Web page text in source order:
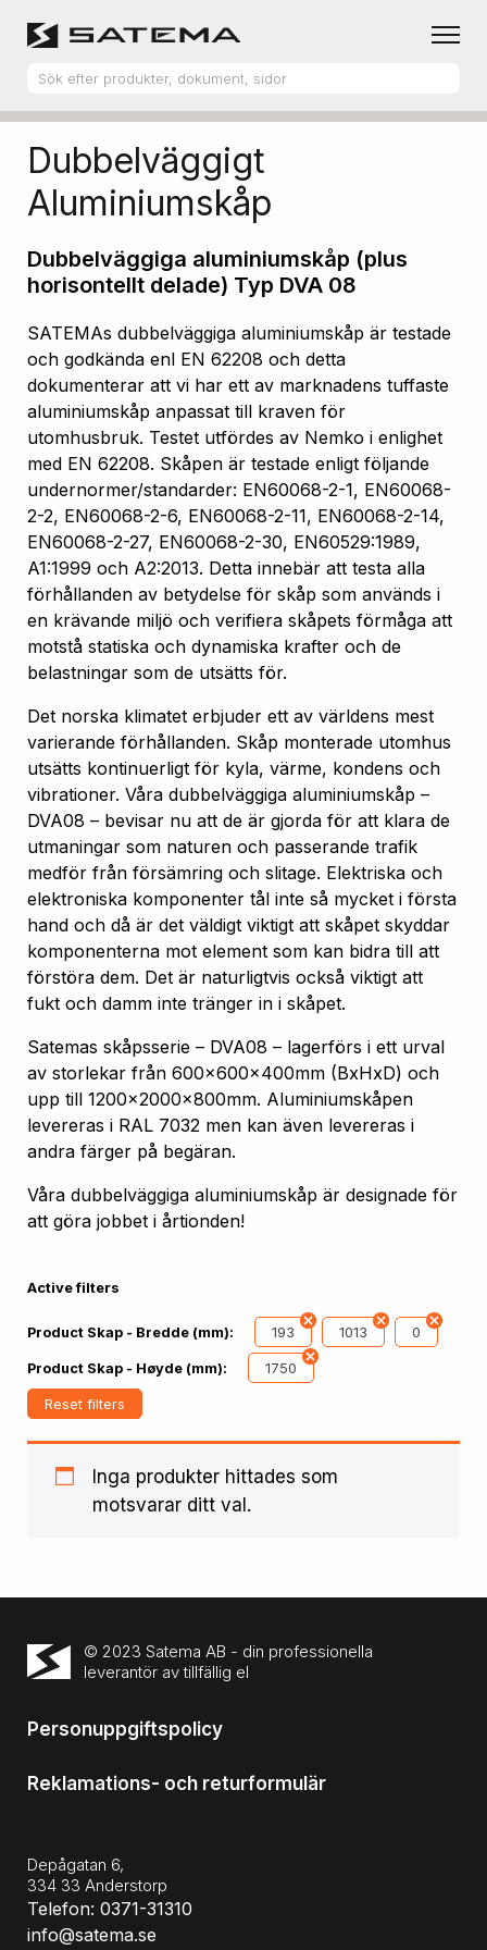
Produktsortiment Aluminiumskåp
Dubbelväggigt
Aluminiumskåp
Dubbelväggiga aluminiumskåp (plus
horisontellt delade) Typ DVA 08
SATEMAs dubbelväggiga aluminiumskåp är testade
och godkända enl EN 62208 och detta
dokumenterar att vi har ett av marknadens tuffaste
aluminiumskåp anpassat till kraven för
utomhusbruk. Testet utfördes av Nemko i enlighet
med EN 62208. Skåpen är testade enligt följande
undernormer/standarder: EN60068-2-1, EN60068-
2-2, EN60068-2-6, EN60068-2-11, EN60068-2-14,
EN60068-2-27, EN60068-2-30, EN60529:1989,
A1:1999 och A2:2013. Detta innebär att testa alla
förhållanden av betydelse för skåp som används i
en krävande miljö och verifiera skåpets förmåga att
motstå statiska och dynamiska krafter och de
belastningar som de utsätts för.
Det norska klimatet erbjuder ett av världens mest
varierande förhållanden. Skåp monterade utomhus
utsätts kontinuerligt för kyla, värme, kondens och
vibrationer. Våra dubbelväggiga aluminiumskåp –
DVA08 – bevisar nu att de är gjorda för att klara de
utmaningar som naturen och passerande trafik
medför från försämring och slitage. Elektriska och
elektroniska komponenter tål inte så mycket i första
hand och då är det väldigt viktigt att skåpet skyddar
komponenterna mot element som kan bidra till att
förstöra dem. Det är naturligtvis också viktigt att
fukt och damm inte tränger in i skåpet.
Satemas skåpsserie – DVA08 – lagerförs i ett urval
av storlekar från 600x600x400mm (BxHxD) och
upp till 1200x2000x800mm. Aluminiumskåpen
levereras i RAL 7032 men kan även levereras i
andra färger på begäran.
Våra dubbelväggiga aluminiumskåp är designade för
att göra jobbet i årtionden!
Active filters
Product Skap - Bredde (mm): 193 1013 0
Product Skap - Høyde (mm): 1750
Reset filters
Inga produkter hittades som
motsvarar ditt val.
© 2023 Satema AB - din professionella
leverantör av tillfällig el
Personuppgiftspolicy
Reklamations- och returformulär
Depågatan 6,
334 33 Anderstorp
Telefon: 0371-31310
info@satema.se